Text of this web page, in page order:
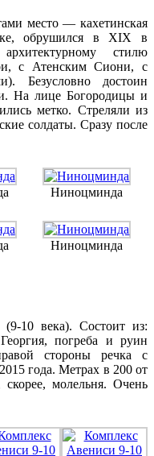
место — кахетинская
обрушился в XIX в
стилю
с Атенским Сиони, с
Безусловно достоин
На лице Богородицы и
метко. Стреляли из
солдаты. Сразу после
Ниноцминда
Ниноцминда
10 века). Состоит из:
погреба и руин
стороны речка с
года. Метрах в 200 от
молельня. Очень